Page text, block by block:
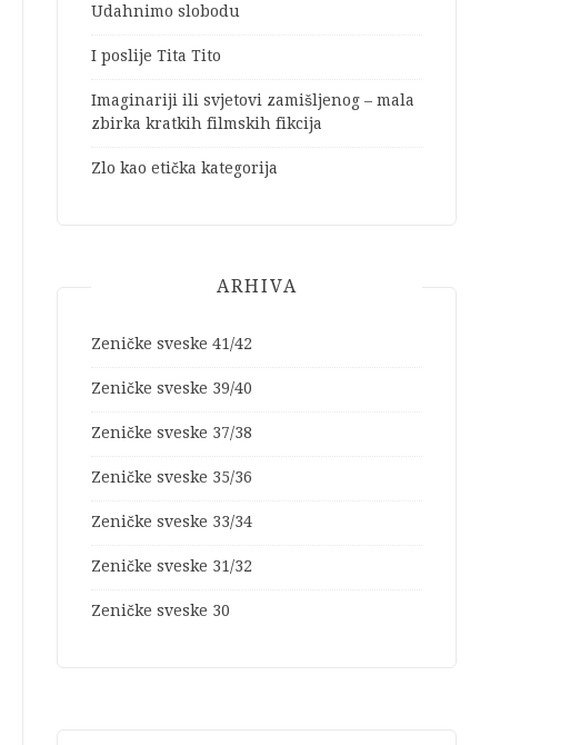
Udahnimo slobodu
I poslije Tita Tito
Imaginariji ili svjetovi zamišljenog – mala
zbirka kratkih filmskih fikcija
Zlo kao etička kategorija
ARHIVA
Zeničke sveske 41/42
Zeničke sveske 39/40
Zeničke sveske 37/38
Zeničke sveske 35/36
Zeničke sveske 33/34
Zeničke sveske 31/32
Zeničke sveske 30